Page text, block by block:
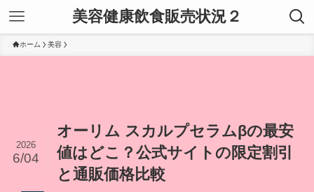
美容健康飲食販売状況２
ホーム 美容
オーリム スカルプセラムβの最安
値はどこ？公式サイトの限定割引
と通販価格比較
2026
6/04